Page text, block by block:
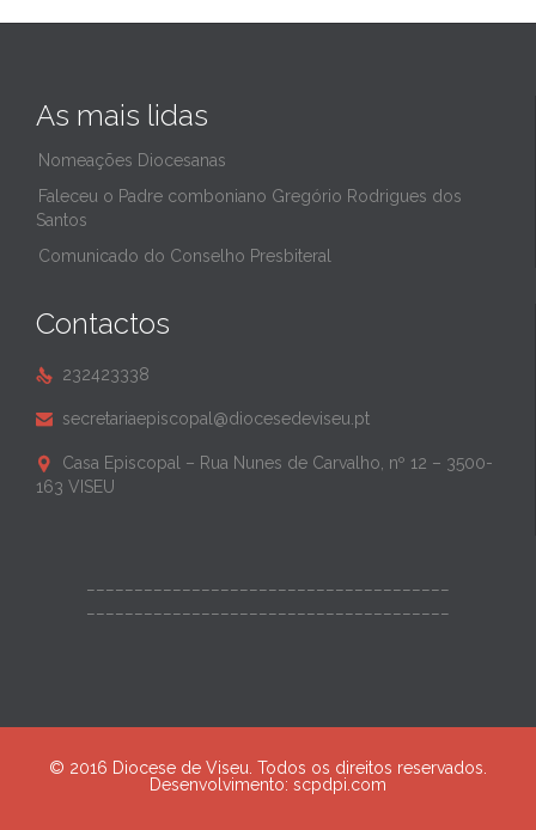
As mais lidas
Nomeações Diocesanas
Faleceu o Padre comboniano Gregório Rodrigues dos
Santos
Comunicado do Conselho Presbiteral
Contactos
 232423338
 secretariaepiscopal@diocesedeviseu.pt

Casa Episcopal – Rua Nunes de Carvalho, nº 12 – 3500-
163 VISEU
© 2016 Diocese de Viseu. Todos os direitos reservados.
Desenvolvimento: scpdpi.com